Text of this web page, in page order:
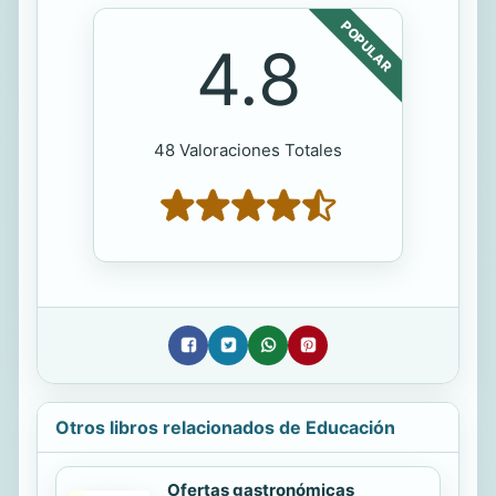
POPULAR
4.8
48 Valoraciones Totales
Otros libros relacionados de Educación
Ofertas gastronómicas